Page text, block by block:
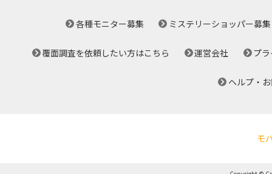
各種モニター募集 ミステリーショッパー募集
覆面調査を依頼したい方はこちら 運営会社 プ
ヘルプ・
モ